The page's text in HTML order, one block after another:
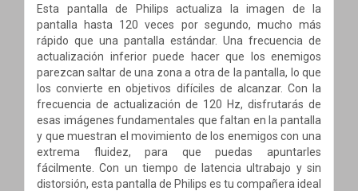
Esta pantalla de Philips actualiza la imagen de la
pantalla hasta 120 veces por segundo, mucho más
rápido que una pantalla estándar. Una frecuencia de
actualización inferior puede hacer que los enemigos
parezcan saltar de una zona a otra de la pantalla, lo que
los convierte en objetivos difíciles de alcanzar. Con la
frecuencia de actualización de 120 Hz, disfrutarás de
esas imágenes fundamentales que faltan en la pantalla
y que muestran el movimiento de los enemigos con una
extrema fluidez, para que puedas apuntarles
fácilmente. Con un tiempo de latencia ultrabajo y sin
distorsión, esta pantalla de Philips es tu compañera ideal